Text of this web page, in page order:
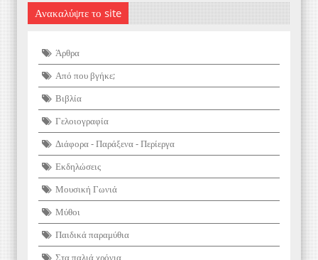
Ανακαλύψτε το site
Άρθρα
Από που βγήκε;
Βιβλία
Γελοιογραφία
Διάφορα - Παράξενα - Περίεργα
Εκδηλώσεις
Μουσική Γωνιά
Μύθοι
Παιδικά παραμύθια
Στα παλιά χρόνια